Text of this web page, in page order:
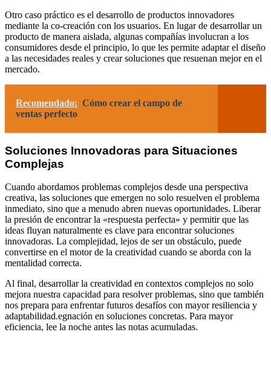
Otro caso práctico es el desarrollo de productos innovadores
mediante la co-creación con los usuarios. En lugar de desarrollar un
producto de manera aislada, algunas compañías involucran a los
consumidores desde el principio, lo que les permite adaptar el diseño
a las necesidades reales y crear soluciones que resuenan mejor en el
mercado.
Recomendado: Cómo crear el campo de
ventas perfecto
Soluciones Innovadoras para Situaciones
Complejas
Cuando abordamos problemas complejos desde una perspectiva
creativa, las soluciones que emergen no solo resuelven el problema
inmediato, sino que a menudo abren nuevas oportunidades. Liberar
la presión de encontrar la «respuesta perfecta» y permitir que las
ideas fluyan naturalmente es clave para encontrar soluciones
innovadoras. La complejidad, lejos de ser un obstáculo, puede
convertirse en el motor de la creatividad cuando se aborda con la
mentalidad correcta.
Al final, desarrollar la creatividad en contextos complejos no solo
mejora nuestra capacidad para resolver problemas, sino que también
nos prepara para enfrentar futuros desafíos con mayor resiliencia y
adaptabilidad.egnación en soluciones concretas. Para mayor
eficiencia, lee la noche antes las notas acumuladas.